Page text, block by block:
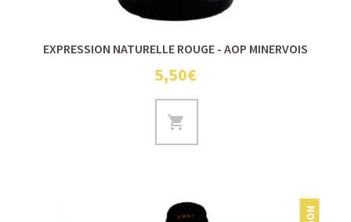
EXPRESSION NATURELLE ROUGE - AOP MINERVOIS
5,50€